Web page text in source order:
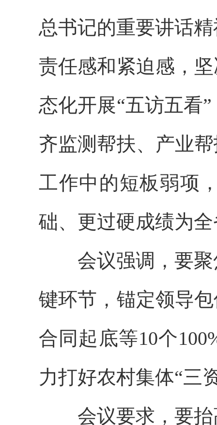
总书记的重要讲话
责任感和紧迫感，
态化开展“五访五看
齐监测帮扶、产业
工作中的短板弱项
础、更过硬成绩为
会议强调，要聚
键环节，锚定领导
合同起底等10个
力打好农村集体“三
会议要求，要抬